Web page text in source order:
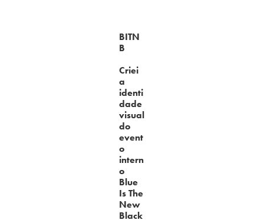
BITN
B
Criei
a
identi
dade
visual
do
event
o
intern
o
Blue
Is The
New
Black